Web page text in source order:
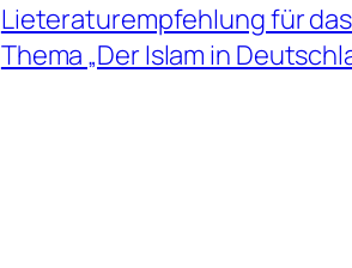
Lieteraturempfehlung für
Thema „Der Islam in